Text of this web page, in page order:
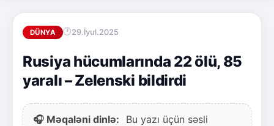
DÜNYA 29.İyul.2025
Rusiya hücumlarında 22 ölü, 85
yaralı – Zelenski bildirdi
🎧 Məqaləni dinlə:
Bu yazı üçün səsli